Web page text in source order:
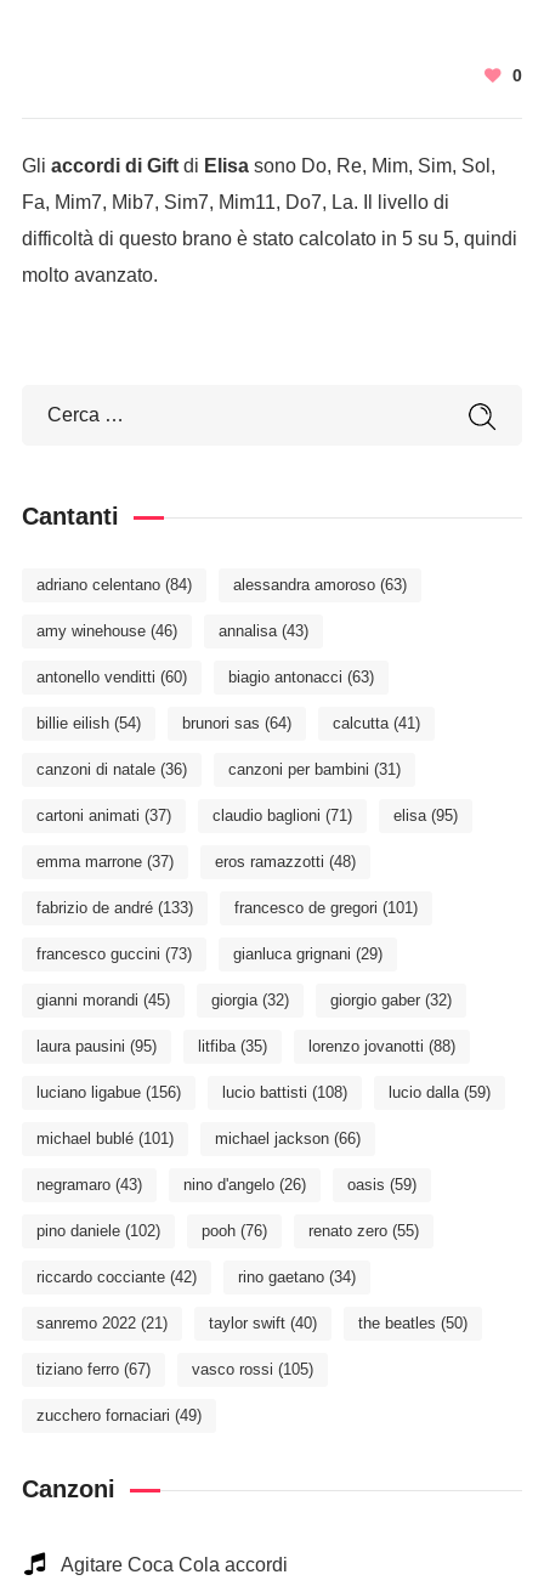
0
Gli accordi di Giftdi Elisasono Do, Re, Mim, Sim, Sol,
Fa, Mim7, Mib7, Sim7, Mim11, Do7, La. Il livello di
difficoltà di questo brano è stato calcolato in 5 su 5, quindi
molto avanzato.
Cantanti
adriano celentano(84) alessandra amoroso(63)
amy winehouse(46) annalisa(43)
antonello venditti (60) biagio antonacci (63)
billie eilish(54) brunori sas (64) calcutta(41)
canzoni di natale(36) canzoni per bambini (31)
cartoni animati (37) claudio baglioni (71) elisa(95)
emma marrone(37) eros ramazzotti (48)
fabrizio de andré(133) francesco de gregori (101)
francesco guccini (73) gianluca grignani (29)
gianni morandi (45) giorgia(32) giorgio gaber(32)
laura pausini (95) litfiba(35) lorenzo jovanotti (88)
luciano ligabue(156) lucio battisti (108) lucio dalla(59)
michael bublé(101) michael jackson(66)
negramaro(43) nino d'angelo(26) oasis (59)
pino daniele(102) pooh(76) renato zero(55)
riccardo cocciante(42) rino gaetano(34)
sanremo 2022(21) taylor swift(40) the beatles (50)
tiziano ferro(67) vasco rossi (105)
zucchero fornaciari (49)
Canzoni
Agitare Coca Cola accordi